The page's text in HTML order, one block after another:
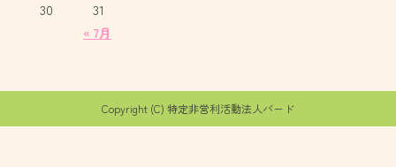
« 7月
30
31
Copyright (C) 特定非営利活動法人バード